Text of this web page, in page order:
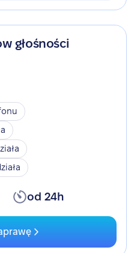
głośności
od 24h